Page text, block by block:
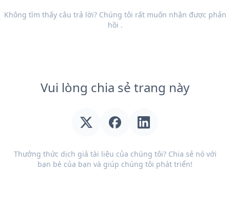
Không tìm thấy câu trả lời? Chúng tôi rất muốn nhận được phản
hồi .
Vui lòng chia sẻ trang này
Thưởng thức dịch giả tài liệu của chúng tôi? Chia sẻ nó với
bạn bè của bạn và giúp chúng tôi phát triển!